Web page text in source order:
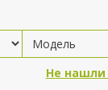
Не нашли